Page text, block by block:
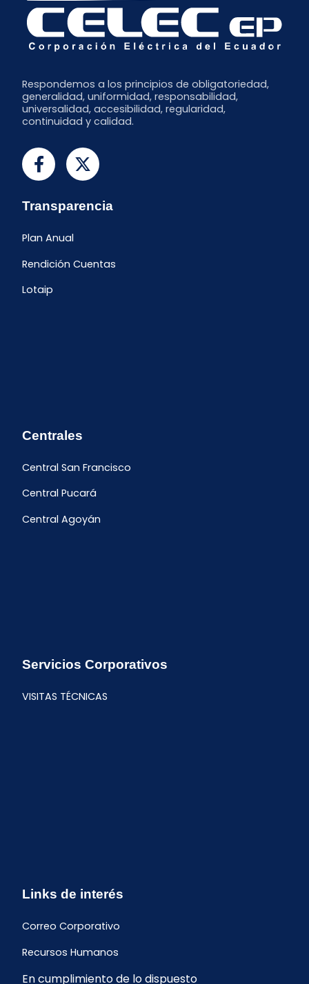
Respondemos a los principios de obligatoriedad,
generalidad, uniformidad, responsabilidad,
universalidad, accesibilidad, regularidad,
continuidad y calidad.
Transparencia
Plan Anual
Rendición Cuentas
Lotaip
Centrales
Central San Francisco
Central Pucará
Central Agoyán
Servicios Corporativos
VISITAS TÉCNICAS
Links de interés
Correo Corporativo
Recursos Humanos
Buzón de quejas y sugerencias
En cumplimiento de lo dispuesto